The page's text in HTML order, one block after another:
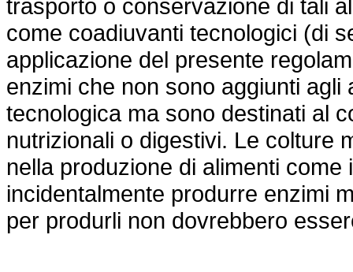
trasporto o conservazione di tali
come coadiuvanti tecnologici (di
applicazione del presente
enzimi che non sono aggiunti
tecnologica ma sono destinati al
nutrizionali o digestivi. Le colture
nella produzione di alimenti
incidentalmente produrre enzimi
per produrli non dovrebbero